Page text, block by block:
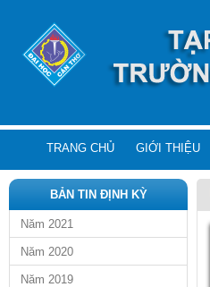
TRANG CHỦ GIỚI THIỆU
BẢN TIN ĐỊNH KỲ
Năm 2021
Năm 2020
Năm 2019